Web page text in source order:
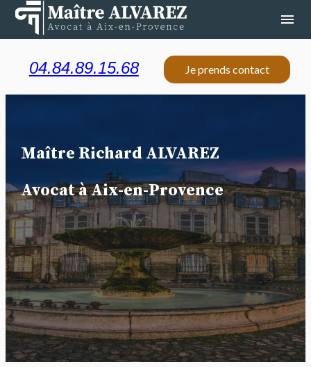
menu
04.84.89.15.68 Je prends contact
Maître Richard ALVAREZ
Avocat à Aix-en-Provence
Panneau de gestion des cookies